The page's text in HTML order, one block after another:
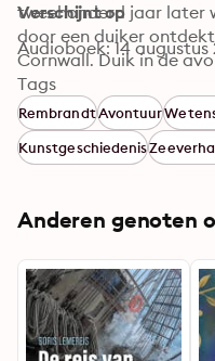
tweehonderd jaar later
door een duiker
Cornwall. Duik in de
maritieme archeologie
Santo Cristo di
schatten is nooit ver
potscherf kan een hele
geschiedenis van de
ontdek het verhaal
scheepswrakken.
Verschijnt op
Audioboek: 14 augustus
Tags
RembrandtAvontuur
Kunstgeschiedenis
Anderen genoten